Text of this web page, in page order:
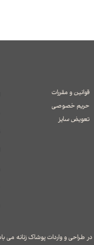
قوانین و مقررات
حریم خصوصی
تعویض سایز